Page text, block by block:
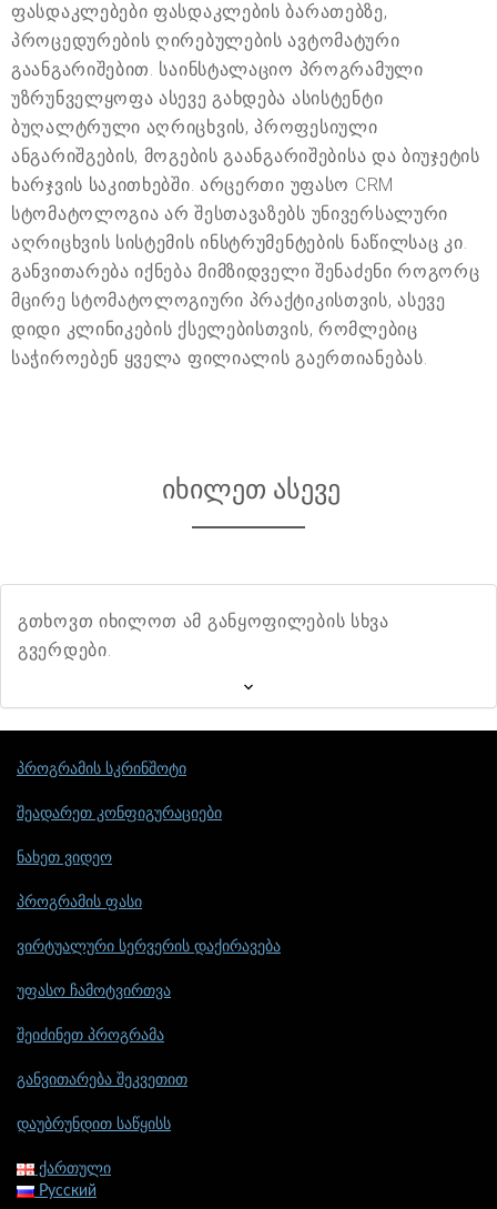
ფასდაკლებები ფასდაკლების ბარათებზე,
პროცედურების ღირებულების ავტომატური
გაანგარიშებით. საინსტალაციო პროგრამული
უზრუნველყოფა ასევე გახდება ასისტენტი
ბუღალტრული აღრიცხვის, პროფესიული
ანგარიშგების, მოგების გაანგარიშებისა და ბიუჯეტის
ხარჯვის საკითხებში. არცერთი უფასო CRM
სტომატოლოგია არ შესთავაზებს უნივერსალური
აღრიცხვის სისტემის ინსტრუმენტების ნაწილსაც კი.
განვითარება იქნება მიმზიდველი შენაძენი როგორც
მცირე სტომატოლოგიური პრაქტიკისთვის, ასევე
დიდი კლინიკების ქსელებისთვის, რომლებიც
საჭიროებენ ყველა ფილიალის გაერთიანებას.
იხილეთ ასევე
გთხოვთ იხილოთ ამ განყოფილების სხვა
გვერდები.
პროგრამის სკრინშოტი
შეადარეთ კონფიგურაციები
ნახეთ ვიდეო
პროგრამის ფასი
ვირტუალური სერვერის დაქირავება
უფასო ჩამოტვირთვა
შეიძინეთ პროგრამა
განვითარება შეკვეთით
დაუბრუნდით საწყისს
ქართული
Русский